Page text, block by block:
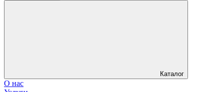
Каталог
О нас